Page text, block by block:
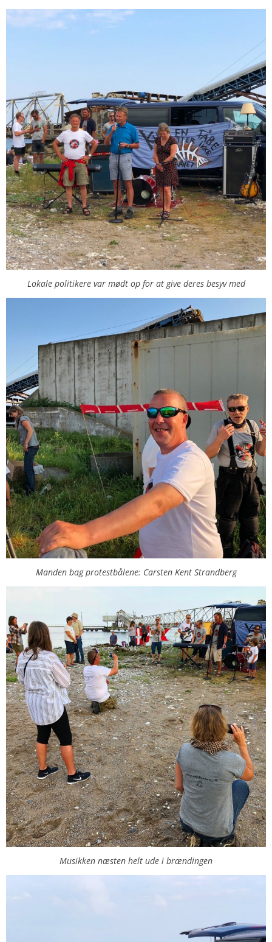
Lokale politikere var mødt op for at give deres besyv med
Manden bag protestbålene: Carsten Kent Strandberg
Musikken næsten helt ude i brændingen